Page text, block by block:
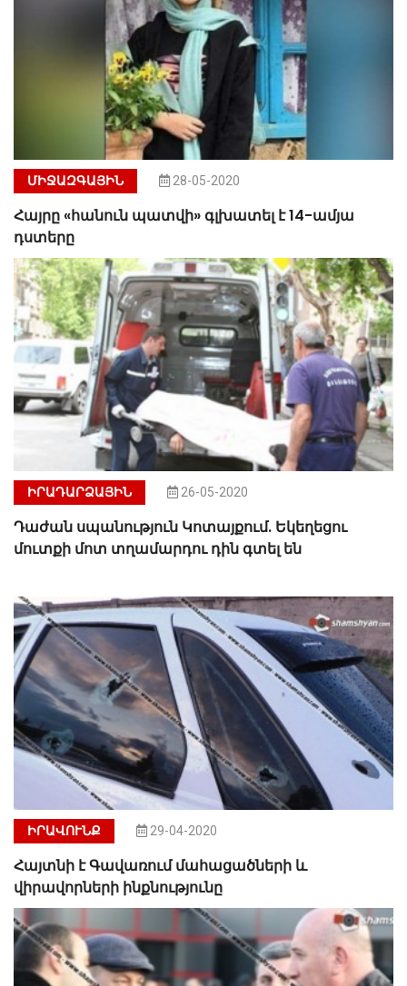
ՄԻՋԱԶԳԱՅԻՆ 28-05-2020
Հայրը «հանուն պատվի» գլխատել է 14-ամյա
դստերը
ԻՐԱԴԱՐՁԱՅԻՆ 26-05-2020
Դաժան սպանություն Կոտայքում. Եկեղեցու
մուտքի մոտ տղամարդու դին գտել են
ԻՐԱՎՈՒՆՔ 29-04-2020
Հայտնի է Գավառում մահացածների և
վիրավորների ինքնությունը